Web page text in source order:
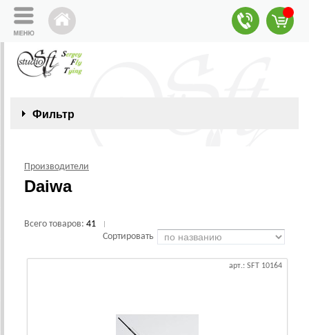
Фильтр
Производители
Daiwa
Всего товаров: 41
Сортировать
арт.: SFT 10164